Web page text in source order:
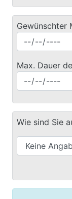
Gewünschter
Max. Dauer
Wie sind Sie